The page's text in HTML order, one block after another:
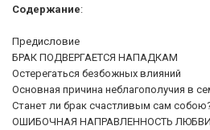
Содержание:
Предисловие
БРАК ПОДВЕРГАЕТСЯ НАПАДКАМ
Остерегаться безбожных влияний
Основная причина неблагополучия в
Станет ли брак счастливым сам
ОШИБОЧНАЯ НАПРАВЛЕННОСТЬ ЛЮБВИ